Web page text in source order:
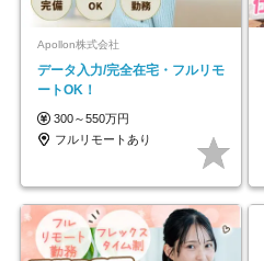
Apollon株式会社
データ入力/完全在宅・フルリモ
ートOK！
300～550万円
フルリモートあり